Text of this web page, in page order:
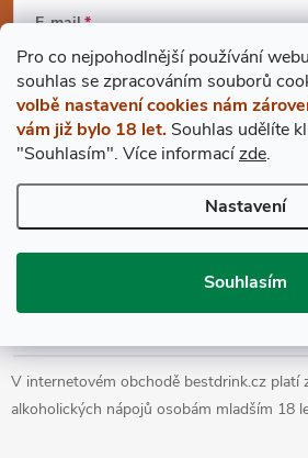
Pro co nejpohodlnější používání
souhlas se zpracováním souborů
volbě nastavení cookies nám
vám již bylo 18 let. Souhlas udělíte
"Souhlasím". Více informacízde.
Nastavení
Souhlasím
Á
P
A
T
E-mail
Vložením e-mailu souhlasíte spodmínkami
VŠE O NÁKUPU